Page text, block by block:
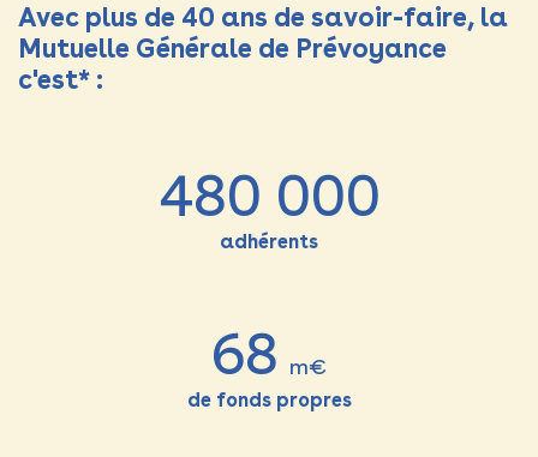
Avec plus de 40 ans de savoir-faire, la
Mutuelle Générale de Prévoyance
c'est* :
480 000
adhérents
68 m€
de fonds propres